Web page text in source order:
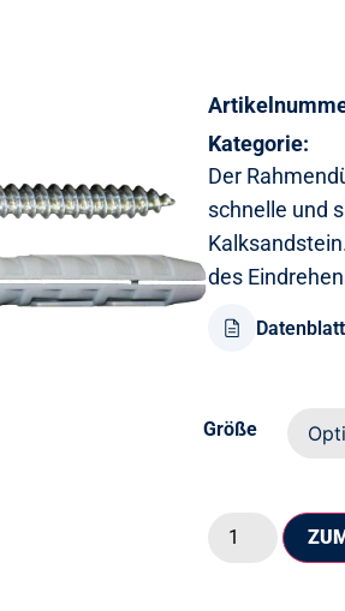
Kategorie:
Der
schnelle und
des
Datenblatt
Größe